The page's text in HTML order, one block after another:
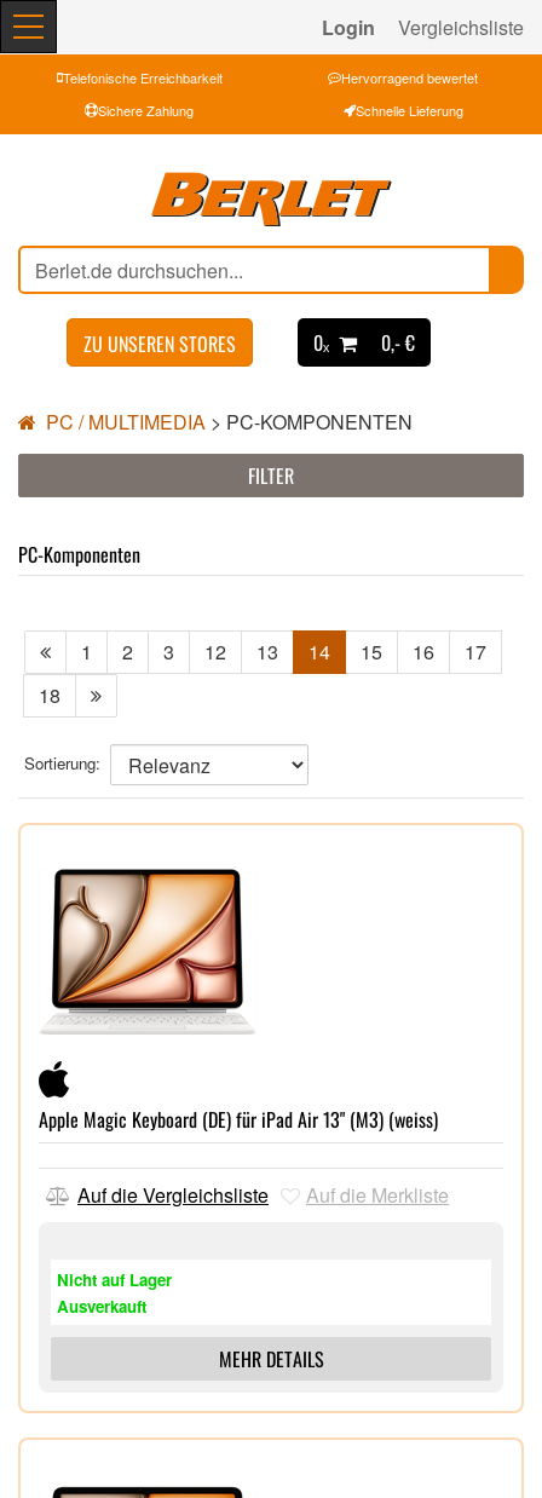
Login Vergleichsliste
Telefonische Erreichbarkeit
Hervorragend bewertet
Sichere Zahlung
Schnelle Lieferung
ZU UNSEREN STORES 0ₓ 0,- €
PC / MULTIMEDIA > PC-KOMPONENTEN
FILTER
PC-Komponenten
1 2 3 12 13 14 15 16
17
18
Sortierung:
Apple Magic Keyboard (DE) für iPad Air 13" (M3) (weiss)
Auf die Vergleichsliste Auf die Merkliste
Nicht auf Lager
Ausverkauft
MEHR DETAILS